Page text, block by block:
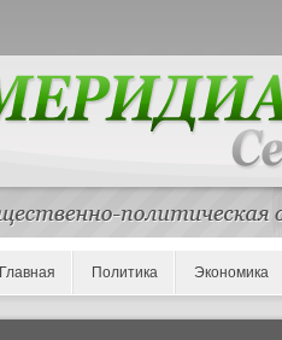
Главная Политика Экономика